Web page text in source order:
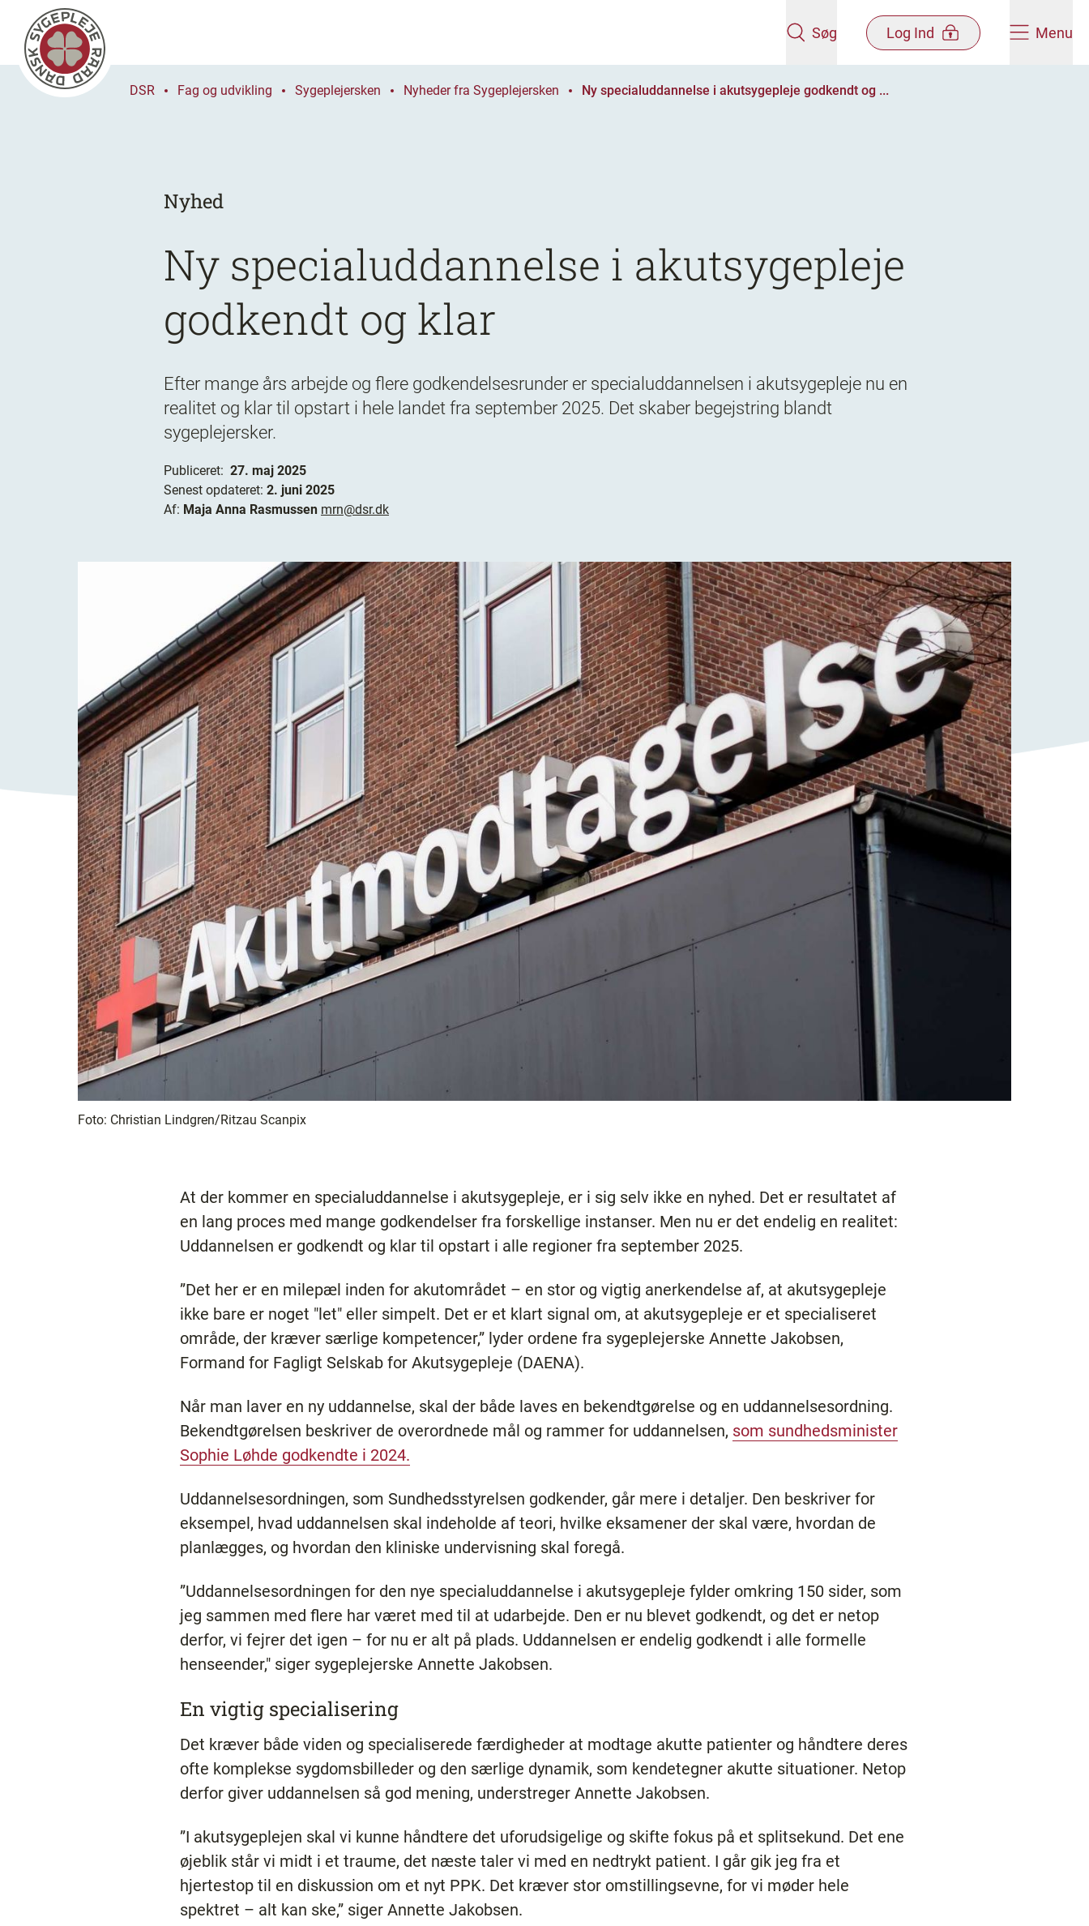
Søg Log Ind Menu
DSR Fag og udvikling Sygeplejersken Nyheder fra Sygeplejersken Ny specialuddannelse i akutsygepleje godkendt og ...
Nyhed
Ny specialuddannelse i akutsygepleje
godkendt og klar
Efter mange års arbejde og flere godkendelsesrunder er specialuddannelsen i akutsygepleje nu en
realitet og klar til opstart i hele landet fra september 2025. Det skaber begejstring blandt
sygeplejersker.
Publiceret: 27. maj 2025
Senest opdateret: 2. juni 2025
Af: Maja Anna Rasmussen mrn@dsr.dk
Foto: Christian Lindgren/Ritzau Scanpix
At der kommer en specialuddannelse i akutsygepleje, er i sig selv ikke en nyhed. Det er resultatet af
en lang proces med mange godkendelser fra forskellige instanser. Men nu er det endelig en realitet:
Uddannelsen er godkendt og klar til opstart i alle regioner fra september 2025.
”Det her er en milepæl inden for akutområdet – en stor og vigtig anerkendelse af, at akutsygepleje
ikke bare er noget "let" eller simpelt. Det er et klart signal om, at akutsygepleje er et specialiseret
område, der kræver særlige kompetencer,” lyder ordene fra sygeplejerske Annette Jakobsen,
Formand for Fagligt Selskab for Akutsygepleje (DAENA).
Når man laver en ny uddannelse, skal der både laves en bekendtgørelse og en uddannelsesordning.
Bekendtgørelsen beskriver de overordnede mål og rammer for uddannelsen, som sundhedsminister
Sophie Løhde godkendte i 2024.
Uddannelsesordningen, som Sundhedsstyrelsen godkender, går mere i detaljer. Den beskriver for
eksempel, hvad uddannelsen skal indeholde af teori, hvilke eksamener der skal være, hvordan de
planlægges, og hvordan den kliniske undervisning skal foregå.
”Uddannelsesordningen for den nye specialuddannelse i akutsygepleje fylder omkring 150 sider, som
jeg sammen med flere har været med til at udarbejde. Den er nu blevet godkendt, og det er netop
derfor, vi fejrer det igen – for nu er alt på plads. Uddannelsen er endelig godkendt i alle formelle
henseender," siger sygeplejerske Annette Jakobsen.
En vigtig specialisering
Det kræver både viden og specialiserede færdigheder at modtage akutte patienter og håndtere deres
ofte komplekse sygdomsbilleder og den særlige dynamik, som kendetegner akutte situationer. Netop
derfor giver uddannelsen så god mening, understreger Annette Jakobsen.
”I akutsygeplejen skal vi kunne håndtere det uforudsigelige og skifte fokus på et splitsekund. Det ene
øjeblik står vi midt i et traume, det næste taler vi med en nedtrykt patient. I går gik jeg fra et
hjertestop til en diskussion om et nyt PPK. Det kræver stor omstillingsevne, for vi møder hele
spektret – alt kan ske,” siger Annette Jakobsen.